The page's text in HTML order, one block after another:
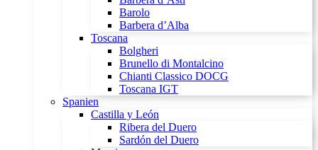
Barolo
Barbera d’Alba
Toscana
Bolgheri
Brunello di Montalcino
Chianti Classico DOCG
Toscana IGT
Spanien
Castilla y León
Ribera del Duero
Sardón del Duero